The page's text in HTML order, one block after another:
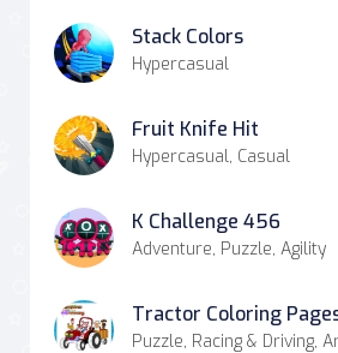
Stack Colors
Hypercasual
Fruit Knife Hit
Hypercasual, Casual
K Challenge 456
Adventure, Puzzle, Agility
Tractor Coloring
Puzzle, Racing & Driving,